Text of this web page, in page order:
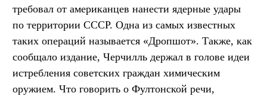
требовал от американцев нанести ядерные удары
по территории СССР. Одна из самых известных
таких операций называется «Дропшот». Также, как
сообщало издание, Черчилль держал в голове идеи
истребления советских граждан химическим
оружием. Что говорить о Фултонской речи,